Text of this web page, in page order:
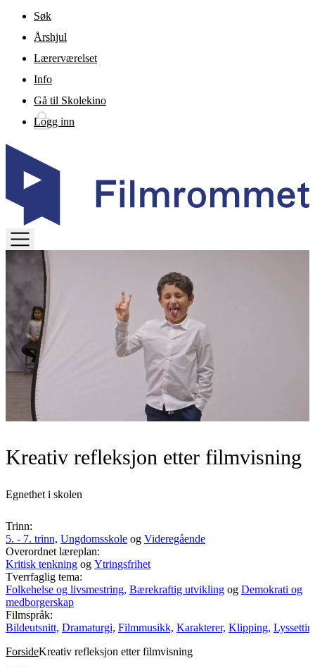
Gå til hovedinnhold
Søk
Årshjul
Lærerværelset
Info
Gå til Skolekino
Logg inn
TOGGLE
MENU
Kreativ refleksjon etter filmvisning
Egnethet i skolen
Trinn:
5. - 7. trinn, Ungdomsskole og Videregående
Overordnet læreplan:
Kritisk tenkning og Ytringsfrihet
Tverrfaglig tema:
Folkehelse og livsmestring, Bærekraftig utvikling og Demokrati og
medborgerskap
Filmspråk:
Bildeutsnitt, Dramaturgi, Filmmusikk, Karakterer, Klipping,
ForsideKreativ refleksjon etter filmvisning